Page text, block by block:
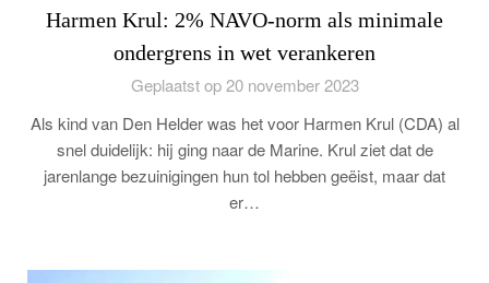
Harmen Krul: 2% NAVO-norm als minimale
ondergrens in wet verankeren
Geplaatst op 20 november 2023
Als kind van Den Helder was het voor Harmen Krul (CDA) al
snel duidelijk: hij ging naar de Marine. Krul ziet dat de
jarenlange bezuinigingen hun tol hebben geëist, maar dat
er…